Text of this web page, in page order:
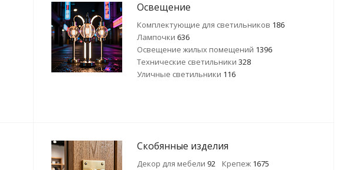
Освещение
Комплектующие для светильников 186
Лампочки 636
Освещение жилых помещений 1396
Технические светильники 328
Уличные светильники 116
Скобянные изделия
Декор для мебели 92 Крепеж 1675